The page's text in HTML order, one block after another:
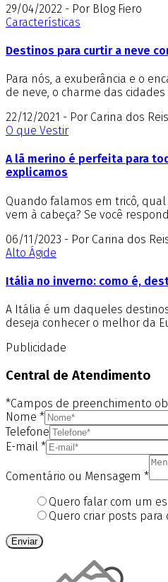
29/04/2022 - Por Blog Fiero
Características
Destinos para curtir a neve
Para nós, a exuberância e o
de neve, o charme das
22/12/2021 - Por Carina dos Reis
O que Vestir
A lã merino é perfeita para
explicamos
Quando falamos em tricô,
vem à cabeça? Se você
06/11/2023 - Por Carina dos
Alto Ágide
Itália no inverno: como é,
A Itália é um daqueles
deseja conhecer o melhor da
Publicidade
Central de Atendimento
*Campos de preenchimento
Nome *
Telefone
E-mail *
Comentário ou Mensagem *
Quero falar com um
Quero criar posts para
Enviar